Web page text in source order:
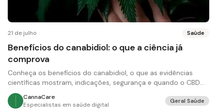
21 de julho Saúde
Benefícios do canabidiol: o que a ciência já
comprova
Conheça os benefícios do canabidiol, o que as evidências
científicas mostram, indicações, segurança e quando o CBD
pode ser recomendado.
CannaCare
Especialistas em saúde digital
Geral Saúde